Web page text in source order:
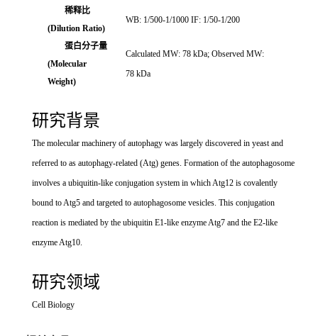
稀释比
(Dilution Ratio)
WB: 1/500-1/1000 IF: 1/50-1/200
蛋白分子量
(Molecular
Weight)
Calculated MW: 78 kDa; Observed MW:
78 kDa
研究背景
The molecular machinery of autophagy was largely discovered in yeast and
referred to as autophagy-related (Atg) genes. Formation of the autophagosome
involves a ubiquitin-like conjugation system in which Atg12 is covalently
bound to Atg5 and targeted to autophagosome vesicles. This conjugation
reaction is mediated by the ubiquitin E1-like enzyme Atg7 and the E2-like
enzyme Atg10.
研究领域
Cell Biology